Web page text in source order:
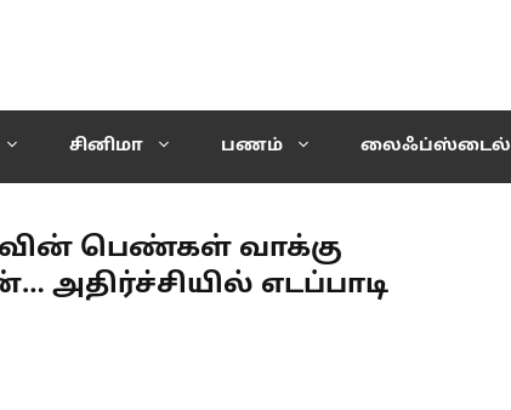
சினிமா பணம் லைஃப்ஸ்டைல்
பெண்கள் வாக்கு
எடப்பாடி